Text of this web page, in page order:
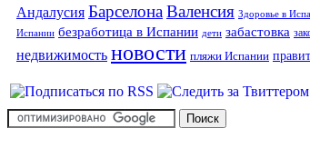
Андалусия БарселонаВаленсия Здоровье в
Испании безработица в Испании дети забастовка
недвижимость новости пляжи Испании